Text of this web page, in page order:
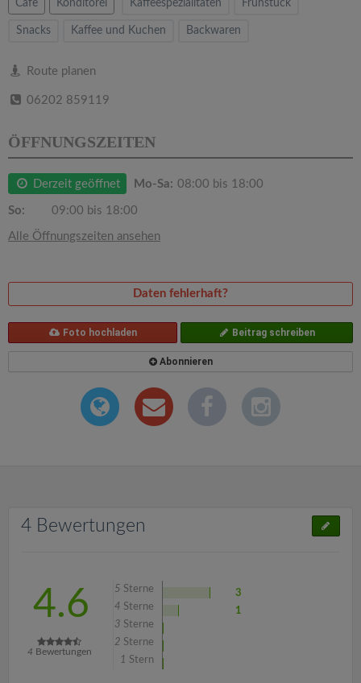
Cafe Konditorei Kaffeespezialitäten Frühstück
Snacks Kaffee und Kuchen Backwaren
Route planen
06202 859119
ÖFFNUNGSZEITEN
Derzeit geöffnet Mo-Sa: 08:00 bis 18:00
So: 09:00 bis 18:00
Alle Öffnungszeiten ansehen
Daten fehlerhaft?
Foto hochladen Beitrag schreiben
Abonnieren
4 Bewertungen
4.6
4 Bewertungen
5 Sterne
3
4 Sterne
1
3 Sterne
2 Sterne
1 Stern
t